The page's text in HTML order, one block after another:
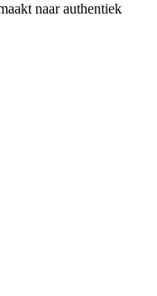
naar authentiek